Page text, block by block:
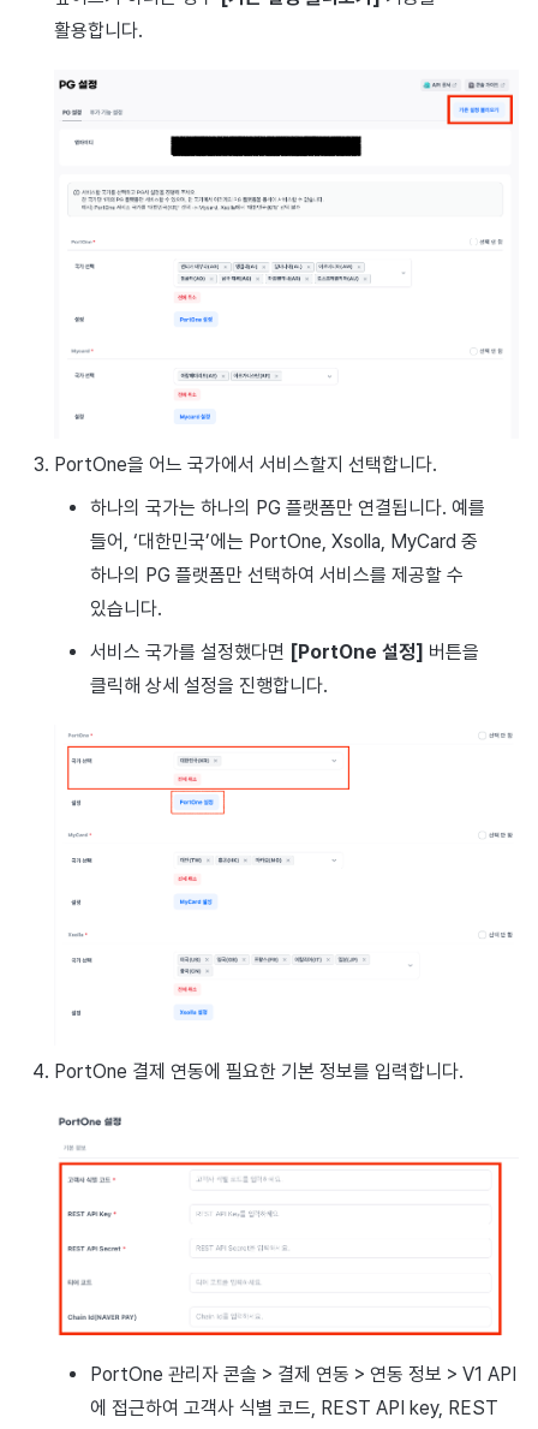
활용합니다.
PortOne을 어느 국가에서 서비스할지 선택합니다.
하나의 국가는 하나의 PG 플랫폼만 연결됩니다. 예를
들어, ‘대한민국’에는 PortOne, Xsolla, MyCard 중
하나의 PG 플랫폼만 선택하여 서비스를 제공할 수
있습니다.
서비스 국가를 설정했다면 [PortOne 설정] 버튼을
클릭해 상세 설정을 진행합니다.
PortOne 결제 연동에 필요한 기본 정보를 입력합니다.
PortOne 관리자 콘솔 > 결제 연동 > 연동 정보 > V1 API
에 접근하여 고객사 식별 코드, REST API key, REST